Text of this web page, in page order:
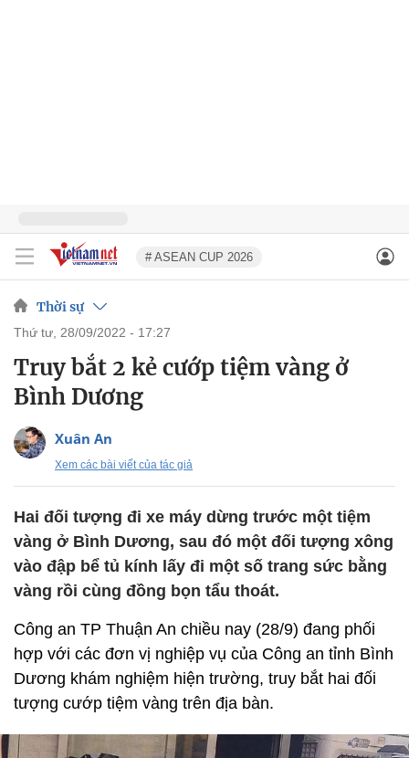
# ASEAN CUP 2026
Thời sự
thứ tư, 28/09/2022 - 17:27
Truy bắt 2 kẻ cướp tiệm vàng ở
Bình Dương
Xuân An
Xem các bài viết của tác giả
Hai đối tượng đi xe máy dừng trước một tiệm
vàng ở Bình Dương, sau đó một đối tượng xông
vào đập bể tủ kính lấy đi một số trang sức bằng
vàng rồi cùng đồng bọn tẩu thoát.
Công an TP Thuận An chiều nay (28/9) đang phối
hợp với các đơn vị nghiệp vụ của Công an tỉnh Bình
Dương khám nghiệm hiện trường, truy bắt hai đối
tượng cướp tiệm vàng trên địa bàn.